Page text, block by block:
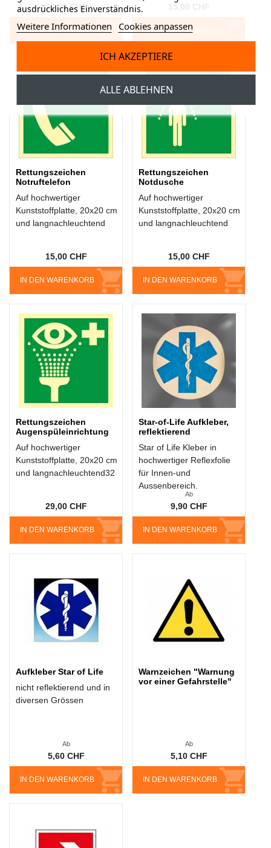
IN DEN WARENKORB
32,00 CHF
IN DEN WARENKORB
Rettungszeichen
Notruftelefon
Auf hochwertiger
Kunststoffplatte, 20x20 cm
und langnachleuchtend
IN DEN WARENKORB
15,00 CHF
Rettungszeichen
Notdusche
Auf hochwertiger
Kunststoffplatte, 20x20 cm
und langnachleuchtend
IN DEN WARENKORB
15,00 CHF
Rettungszeichen
Augenspüleinrichtung
Auf hochwertiger
Kunststoffplatte, 20x20 cm
und langnachleuchtend32
IN DEN WARENKORB
29,00 CHF
Star-of-Life Aufkleber,
reflektierend
Star of Life Kleber in
hochwertiger Reflexfolie
für Innen-und
Aussenbereich.
IN DEN WARENKORB
Ab
9,90 CHF
Aufkleber Star of Life
nicht reflektierend und in
diversen Grössen
IN DEN WARENKORB
Ab
5,60 CHF
Warnzeichen "Warnung
vor einer Gefahrstelle"
IN DEN WARENKORB
Ab
5,10 CHF
ausdrückliches Einverständnis.
Weitere Informationen Cookies anpassen
ALLE ABLEHNEN
ICH AKZEPTIERE